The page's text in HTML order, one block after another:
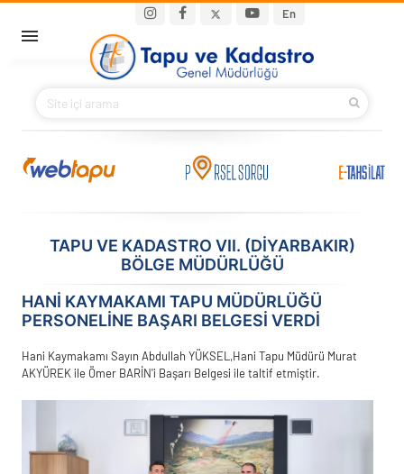
En
Main navigation
BAKANIMIZ
KURUMSAL
İLETIŞIM
S.S.S.
TAPU VE KADASTRO VII. (DIYARBAKIR)
BÖLGE MÜDÜRLÜĞÜ
HANİ KAYMAKAMI TAPU MÜDÜRLÜĞÜ
PERSONELİNE BAŞARI BELGESİ VERDİ
Hani Kaymakamı Sayın Abdullah YÜKSEL,Hani Tapu Müdürü Murat
AKYÜREK ile Ömer BARİN'i Başarı Belgesi ile taltif etmiştir.